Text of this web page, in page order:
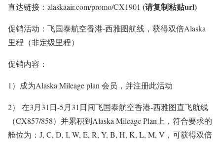
直达链接：alaskaair.com/promo/CX1901 (请复制粘贴url)
促销活动：飞国泰航空香港-西雅图航线，获得双倍Alaska
里程（非定级里程）
促销内容：
1）成为Alaska Mileage plan 会员，并注册此活动
2） 在3月31日-5月31日间飞国泰航空香港-西雅图直飞航线
（CX857/858）并累积到Alaska Mileage Plan上，符合要求的
舱位为：J, C, D, I, W, E, R, Y, B, H, K, L, M, V，可获得双倍